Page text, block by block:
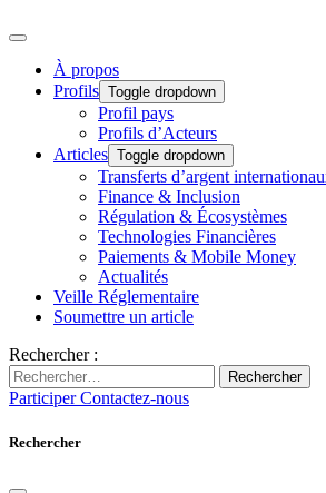
À propos
Profils Toggle dropdown
Profil pays
Profils d’Acteurs
Articles Toggle dropdown
Transferts d’argent
Finance & Inclusion
Régulation & Écosystèmes
Technologies Financières
Paiements & Mobile Money
Actualités
Veille Réglementaire
Soumettre un article
Rechercher :
Rechercher
ParticiperContactez-nous
Rechercher